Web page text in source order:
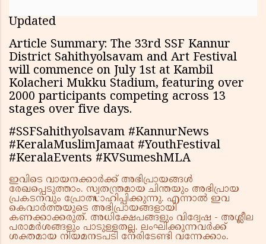
Updated
Article Summary: The 33rd SSF Kannur
District Sahithyolsavam and Art Festival
will commence on July 1st at Kambil
Kolacheri Mukku Stadium, featuring over
2000 participants competing across 13
stages over five days.
#SSFSahithyolsavam #KannurNews
#KeralaMuslimJamaat #YouthFestival
#KeralaEvents #KVSumeshMLA
ഇവിടെ വായനക്കാർക്ക് അഭിപ്രായങ്ങൾ
രേഖപ്പെടുത്താം. സ്വതന്ത്രമായ ചിന്തയും അഭിപ്രായ
പ്രകടനവും പ്രോത്സാഹിപ്പിക്കുന്നു. എന്നാൽ ഇവ
കെവാർത്തയുടെ അഭിപ്രായങ്ങളായി
കണക്കാക്കരുത്. അധിക്ഷേപങ്ങളും വിദ്വേഷ - അശ്ലീല
പരാമർശങ്ങളും പാടുള്ളതല്ല. ലംഘിക്കുന്നവർക്ക്
ശക്തമായ നിയമനടപടി നേരിടേണ്ടി വന്നേക്കാം.